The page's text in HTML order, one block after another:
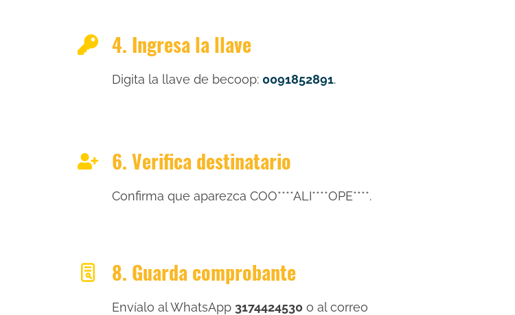
4. Ingresa la llave
Digita la llave de becoop: 0091852891.
6. Verifica destinatario
Confirma que aparezca COO****ALI****OPE****.
8. Guarda comprobante
Envíalo al WhatsApp 3174424530 o al correo